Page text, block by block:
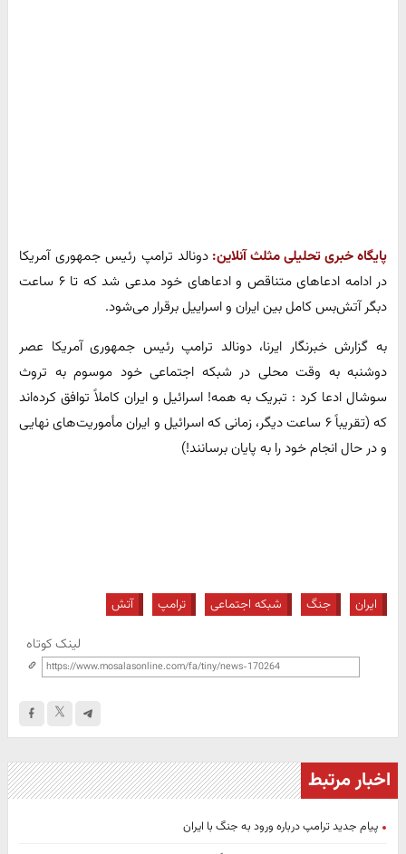
پایگاه خبری تحلیلی مثلث آنلاین: دونالد ترامپ رئیس جمهوری آمریکا
در ادامه ادعاهای متناقص و ادعاهای خود مدعی شد که تا ۶ ساعت
دبگر آتش‌بس کامل بین ایران و اسراییل برقرار می‌شود.
به گزارش خبرنگار ایرنا، دونالد ترامپ رئیس جمهوری آمریکا عصر
دوشنبه به وقت محلی در شبکه اجتماعی خود موسوم به تروث
سوشال ادعا کرد : تبریک به همه! اسرائیل و ایران کاملاً توافق کرده‌اند
که (تقریباً ۶ ساعت دیگر، زمانی که اسرائیل و ایران مأموریت‌های نهایی
و در حال انجام خود را به پایان برسانند!)
ایران جنگ شبکه اجتماعی ترامپ آتش
لینک کوتاه
اخبار مرتبط
پیام جدید ترامپ درباره ورود به جنگ با ایران